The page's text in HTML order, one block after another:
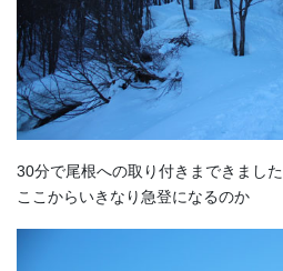
30分で尾根への取り付きまできました
ここからいきなり急登になるのか